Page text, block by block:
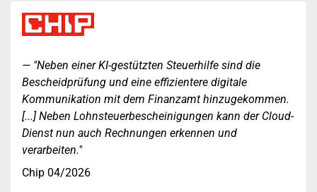
"Neben einer KI-gestützten Steuerhilfe sind die
Bescheidprüfung und eine effizientere digitale
Kommunikation mit dem Finanzamt hinzugekommen.
[...] Neben Lohnsteuerbescheinigungen kann der Cloud-
Dienst nun auch Rechnungen erkennen und
verarbeiten."
Chip 04/2026